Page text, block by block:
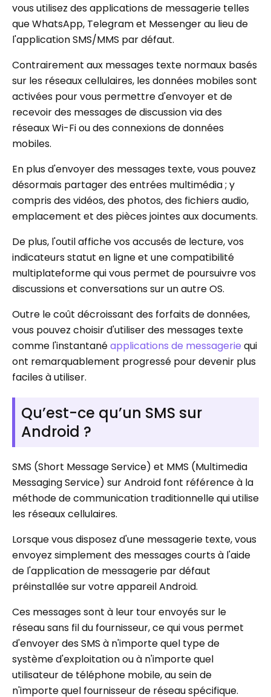
vous utilisez des applications de messagerie telles
que WhatsApp, Telegram et Messenger au lieu de
l'application SMS/MMS par défaut.
Contrairement aux messages texte normaux basés
sur les réseaux cellulaires, les données mobiles sont
activées pour vous permettre d'envoyer et de
recevoir des messages de discussion via des
réseaux Wi-Fi ou des connexions de données
mobiles.
En plus d'envoyer des messages texte, vous pouvez
désormais partager des entrées multimédia ; y
compris des vidéos, des photos, des fichiers audio,
emplacement et des pièces jointes aux documents.
De plus, l'outil affiche vos accusés de lecture, vos
indicateurs statut en ligne et une compatibilité
multiplateforme qui vous permet de poursuivre vos
discussions et conversations sur un autre OS.
Outre le coût décroissant des forfaits de données,
vous pouvez choisir d'utiliser des messages texte
comme l'instantanéapplications de messagerie qui
ont remarquablement progressé pour devenir plus
faciles à utiliser.
Qu’est-ce qu’un SMS sur
Android ?
SMS (Short Message Service) et MMS (Multimedia
Messaging Service) sur Android font référence à la
méthode de communication traditionnelle qui utilise
les réseaux cellulaires.
Lorsque vous disposez d'une messagerie texte, vous
envoyez simplement des messages courts à l'aide
de l'application de messagerie par défaut
préinstallée sur votre appareil Android.
Ces messages sont à leur tour envoyés sur le
réseau sans fil du fournisseur, ce qui vous permet
d'envoyer des SMS à n'importe quel type de
système d'exploitation ou à n'importe quel
utilisateur de téléphone mobile, au sein de
n'importe quel fournisseur de réseau spécifique.